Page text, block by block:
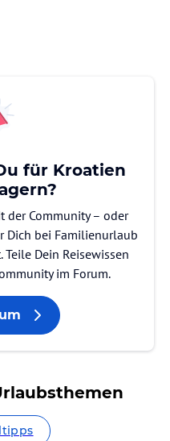
für Kroatien
der Community – oder
Dich bei Familienurlaub
Dein Reisewissen
im Forum.